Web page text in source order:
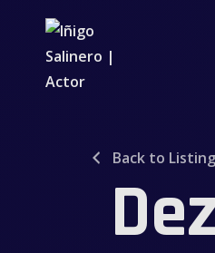
Back to Listing